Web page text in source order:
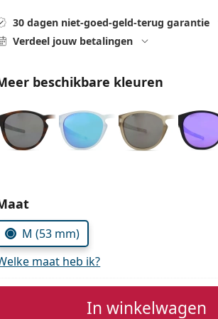
30 dagen niet-goed-geld-terug garantie
Verdeel jouw betalingen
beschikbare kleuren
parameters:
M (53 mm)
maat heb ik?
In winkelwagen